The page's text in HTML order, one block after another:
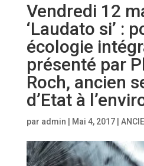
Vendredi 12
‘Laudato si’ :
écologie
présenté par
Roch, ancien
d’Etat à
par admin Mai 4, 2017|